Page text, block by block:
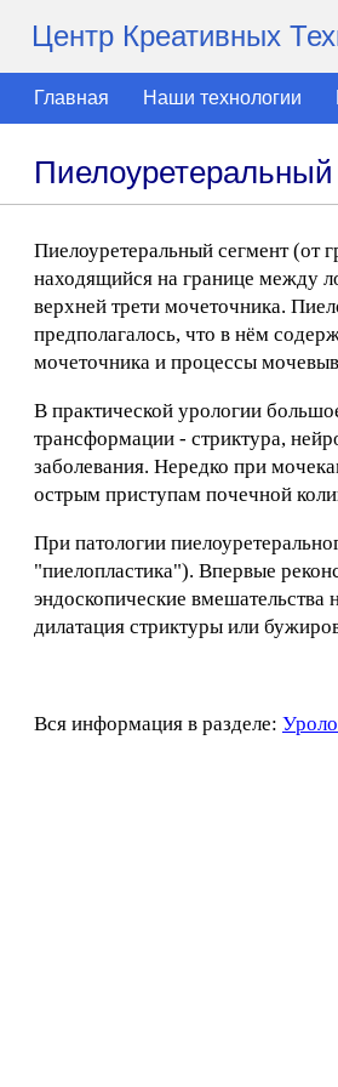
Центр Креативных
Главная Наши технологии
Пиелоуретеральный
Пиелоуретеральный сегмент (от
находящийся на границе между
верхней трети мочеточника.
предполагалось, что в нём
мочеточника и процессы
В практической урологии
трансформации - стриктура,
заболевания. Нередко при
острым приступам почечной
При патологии
"пиелопластика"). Впервые
эндоскопические
дилатация стриктуры или
Вся информация в разделе: